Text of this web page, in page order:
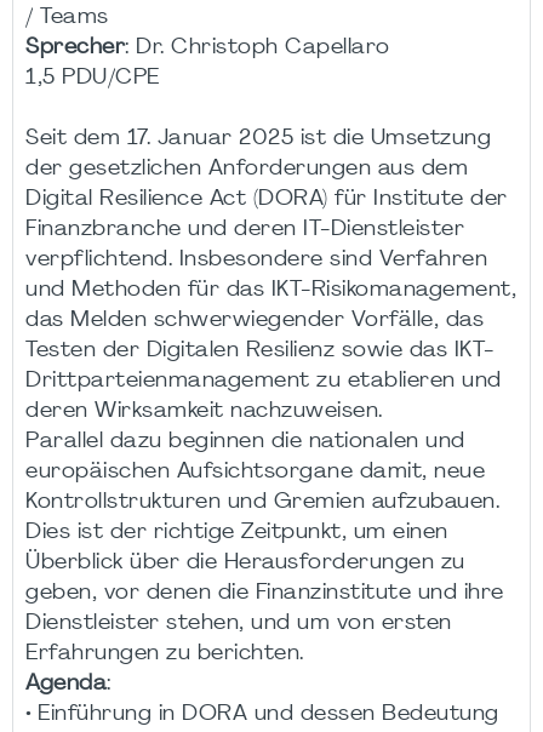
/ Teams
Sprecher: Dr. Christoph Capellaro
1,5 PDU/CPE
Seit dem 17. Januar 2025 ist die Umsetzung
der gesetzlichen Anforderungen aus dem
Digital Resilience Act (DORA) für Institute der
Finanzbranche und deren IT-Dienstleister
verpflichtend. Insbesondere sind Verfahren
und Methoden für das IKT-Risikomanagement,
das Melden schwerwiegender Vorfälle, das
Testen der Digitalen Resilienz sowie das IKT-
Drittparteienmanagement zu etablieren und
deren Wirksamkeit nachzuweisen.
Parallel dazu beginnen die nationalen und
europäischen Aufsichtsorgane damit, neue
Kontrollstrukturen und Gremien aufzubauen.
Dies ist der richtige Zeitpunkt, um einen
Überblick über die Herausforderungen zu
geben, vor denen die Finanzinstitute und ihre
Dienstleister stehen, und um von ersten
Erfahrungen zu berichten.
Agenda:
• Einführung in DORA und dessen Bedeutung